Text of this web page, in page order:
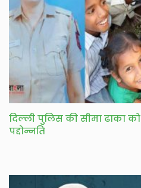
दिल्ली पुलिस की सीमा ढाका
पद्दोन्नति